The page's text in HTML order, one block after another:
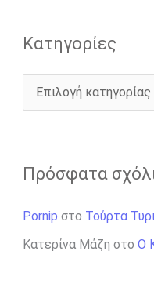
Kατηγορίες
Πρόσφατα
Pornip στο Τούρτα
Κατερίνα Μάζη στο Ο